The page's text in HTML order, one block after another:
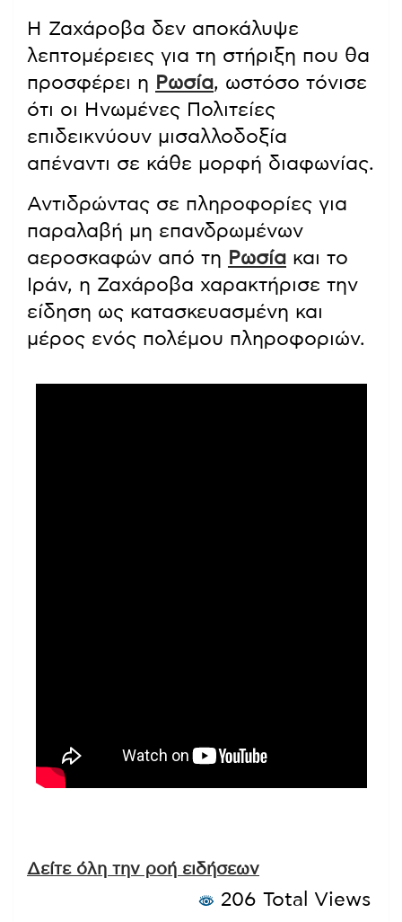
Η Ζαχάροβα δεν αποκάλυψε
λεπτομέρειες για τη στήριξη που θα
προσφέρει η Ρωσία, ωστόσο τόνισε
ότι οι Ηνωμένες Πολιτείες
επιδεικνύουν μισαλλοδοξία
απέναντι σε κάθε μορφή διαφωνίας.
Αντιδρώντας σε πληροφορίες για
παραλαβή μη επανδρωμένων
αεροσκαφών από τη Ρωσία και το
Ιράν, η Ζαχάροβα χαρακτήρισε την
είδηση ως κατασκευασμένη και
μέρος ενός πολέμου πληροφοριών.
Δείτε όλη την ροή ειδήσεων
206 Total Views